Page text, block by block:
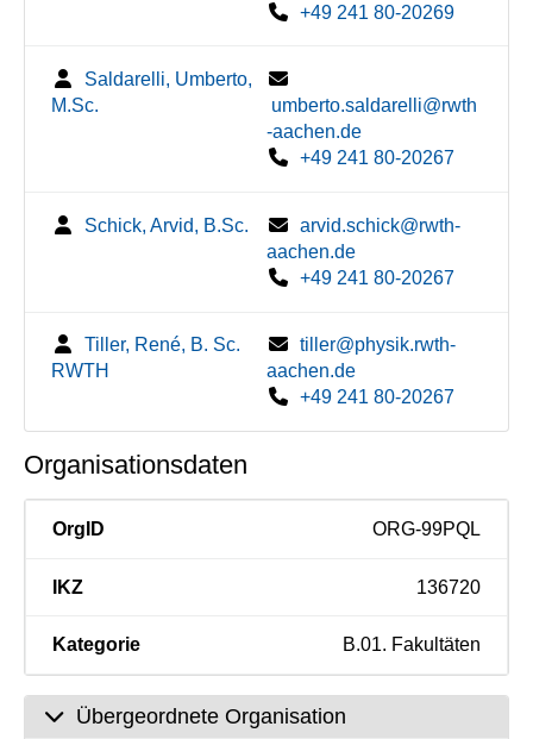
+49 241 80-20269
Saldarelli, Umberto,
M.Sc.
umberto.saldarelli@rwth
-aachen.de
+49 241 80-20267
Schick, Arvid, B.Sc.
arvid.schick@rwth-
aachen.de
+49 241 80-20267
Tiller, René, B. Sc.
RWTH
tiller@physik.rwth-
aachen.de
+49 241 80-20267
Organisationsdaten
OrgID ORG-99PQL
IKZ 136720
Kategorie B.01. Fakultäten
Übergeordnete Organisation